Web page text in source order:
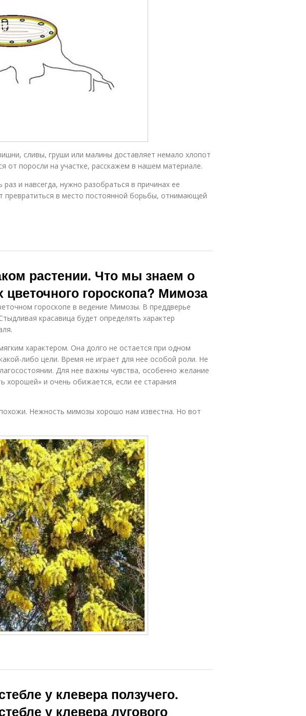
сливы, груши или малины доставляет немало хлопот
от поросли на участке, расскажем в нашем материале.
и навсегда, нужно разобраться в причинах ее
превратиться в место постоянной борьбы, отнимающей
растении. Что мы знаем о
цветочного гороскопа? Мимоза
гороскопе в ведение Мимозы. В преддверье
красавица будет определять характер
характером. Она долго не остается при одном
либо цели. Время не играет для нее особой роли. Не
Для нее важны чувства, особенно желание
хорошей» и очень обижается, если ее старания
Нежность мимозы хорошо нам известна. Но вот
у клевера ползучего.
у клевера лугового